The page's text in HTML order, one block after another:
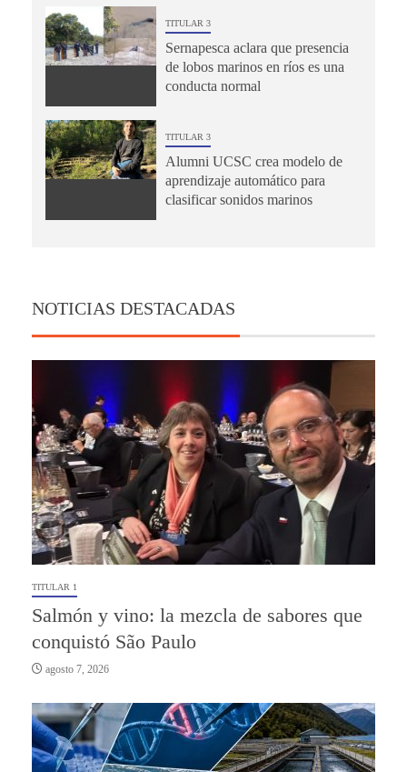
TITULAR 3
Sernapesca aclara que presencia
de lobos marinos en ríos es una
conducta normal
TITULAR 3
Alumni UCSC crea modelo de
aprendizaje automático para
clasificar sonidos marinos
NOTICIAS DESTACADAS
TITULAR 1
Salmón y vino: la mezcla de sabores que
conquistó São Paulo
agosto 7, 2026